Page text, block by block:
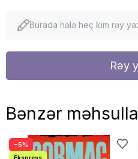
Burada hələ heç kim rəy
Rəy
Bənzər
−5%